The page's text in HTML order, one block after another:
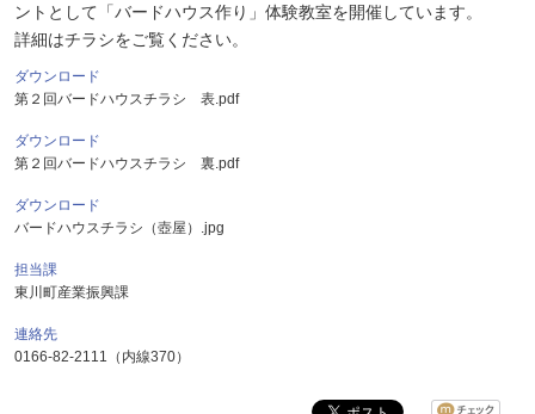
ントとして「バードハウス作り」体験教室を開催しています。
詳細はチラシをご覧ください。
ダウンロード
第２回バードハウスチラシ 表.pdf
ダウンロード
第２回バードハウスチラシ 裏.pdf
ダウンロード
バードハウスチラシ（壺屋）.jpg
担当課
東川町産業振興課
連絡先
0166-82-2111（内線370）